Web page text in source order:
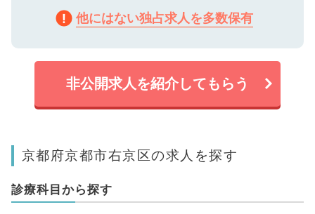
他にはない独占求人を多数保有
非公開求人を紹介してもらう
京都府京都市右京区の求人を探す
診療科目から探す